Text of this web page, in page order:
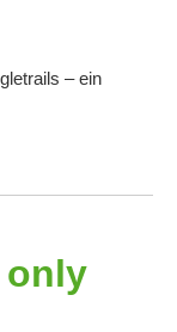
– ein
only